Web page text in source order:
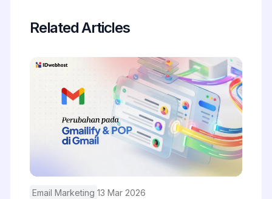
Related Articles
Email Marketing 13 Mar 2026